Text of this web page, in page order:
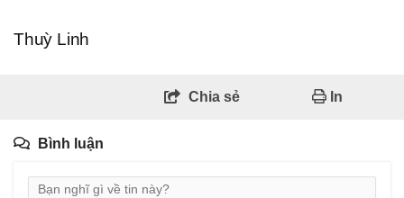
Thuỳ Linh
Chia sẻ In
Bình luận